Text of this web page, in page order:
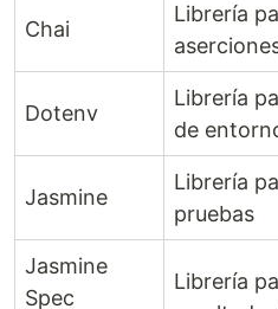
Chai
Librería
Dotenv
Librería
de
Jasmine
Librería
pruebas
Jasmine
Spec
Librería